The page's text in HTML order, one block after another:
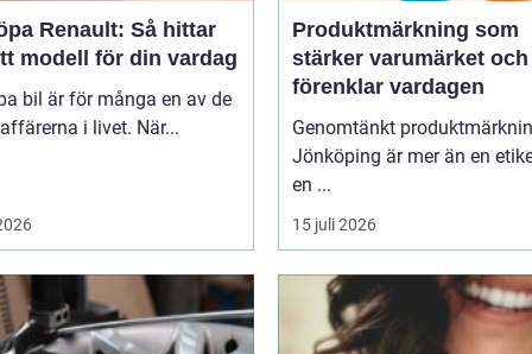
Renault: Så hittar
modell för din vardag
bil är för många en av de
i livet. När...
Produktmärkning som
stärker varumärket och
förenklar vardagen
Genomtänkt
Jönköping är mer än en
en ...
15 juli 2026